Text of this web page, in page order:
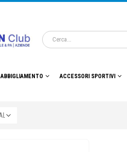
ABBIGLIAMENTO ACCESSORI SPORTIVI